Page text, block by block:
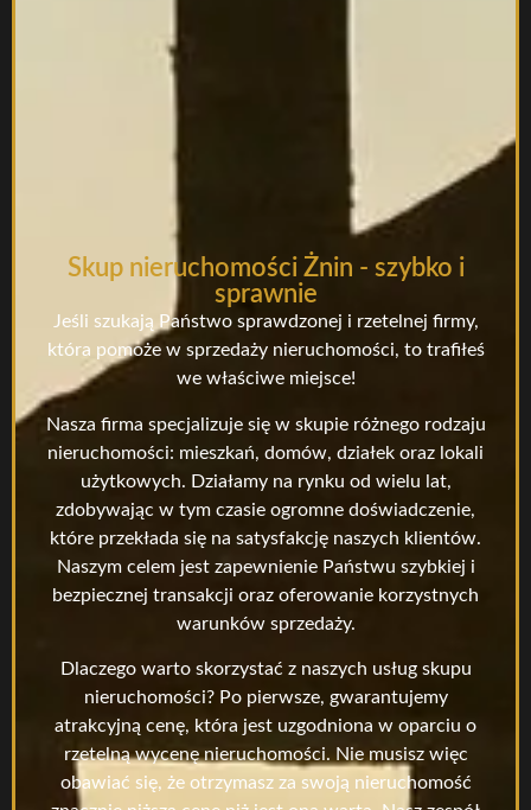
Skup nieruchomości Żnin - szybko i
sprawnie
Jeśli szukają Państwo sprawdzonej i rzetelnej firmy,
która pomoże w sprzedaży nieruchomości, to trafiłeś
we właściwe miejsce!
Nasza firma specjalizuje się w skupie różnego rodzaju
nieruchomości: mieszkań, domów, działek oraz lokali
użytkowych. Działamy na rynku od wielu lat,
zdobywając w tym czasie ogromne doświadczenie,
które przekłada się na satysfakcję naszych klientów.
Naszym celem jest zapewnienie Państwu szybkiej i
bezpiecznej transakcji oraz oferowanie korzystnych
warunków sprzedaży.
Dlaczego warto skorzystać z naszych usług skupu
nieruchomości? Po pierwsze, gwarantujemy
atrakcyjną cenę, która jest uzgodniona w oparciu o
rzetelną wycenę nieruchomości. Nie musisz więc
obawiać się, że otrzymasz za swoją nieruchomość